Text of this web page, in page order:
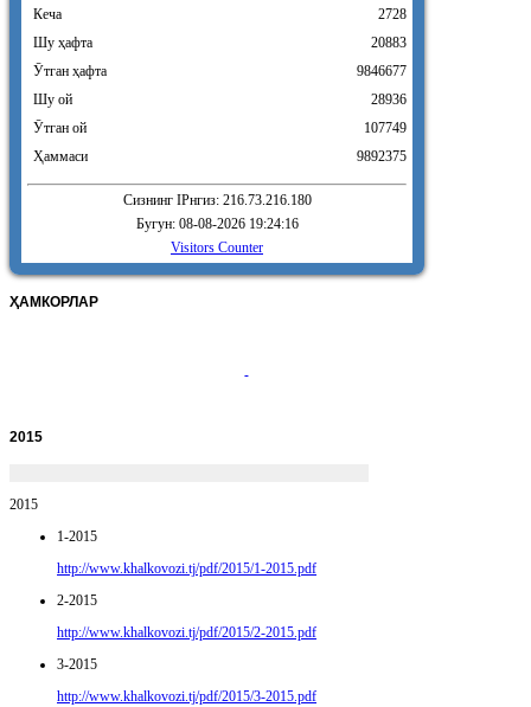
Кеча
Шу ҳафта
Ӯтган ҳафта
Шу ой
Ӯтган ой
Ҳаммаси
2728
20883
9846677
28936
107749
9892375
Сизнинг IPнгиз: 216.73.216.180
Бугун: 08-08-2026 19:24:16
Visitors Counter
ҲАМКОРЛАР
2015
2015
1-2015
http://www.khalkovozi.tj/pdf/2015/1-2015.pdf
2-2015
http://www.khalkovozi.tj/pdf/2015/2-2015.pdf
3-2015
http://www.khalkovozi.tj/pdf/2015/3-2015.pdf